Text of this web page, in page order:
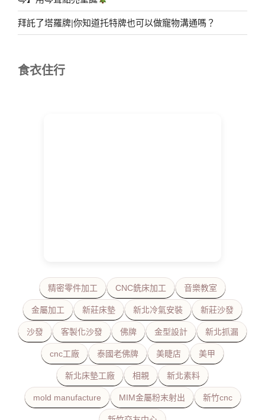
拜託了塔羅牌|你知道托特牌也可以做寵物溝通嗎？
食衣住行
精密零件加工 CNC銑床加工 音樂教室
金屬加工 新莊床墊 新北冷氣安裝 新莊沙發
沙發 客製化沙發 佛牌 金型設計 新北抓漏
cnc工廠 泰國老佛牌 美睫店 美甲
新北床墊工廠 相親 新北素料
mold manufacture MIM金屬粉末射出 新竹cnc